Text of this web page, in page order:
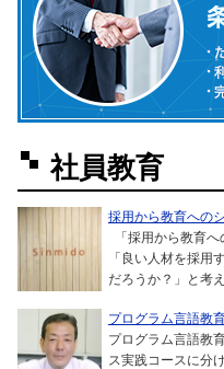
社員教育
採用から教育への
「採用から教育
「良い人材を採用
だろうか？」と考
プログラム言語教
プログラム言語教
ス実践コースに分